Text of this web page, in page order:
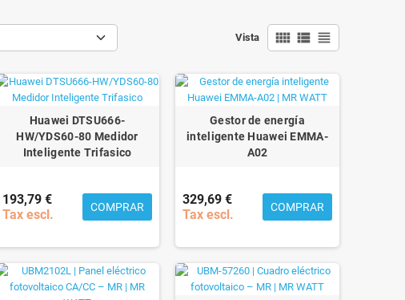
Vista view_comfy view_list view_headline
Huawei DTSU666-
HW/YDS60-80 Medidor
Inteligente Trifasico
193,79 €
Tax escl.
COMPRAR
Gestor de energía
inteligente Huawei EMMA-
A02
329,69 €
Tax escl.
COMPRAR